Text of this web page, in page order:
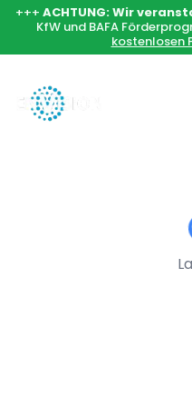
+++ ACHTUNG: Wir
KfW und BAFA
kostenlosen